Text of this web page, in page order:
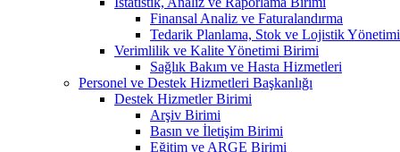
Finansal Analiz ve Faturalandırma
Tedarik Planlama, Stok ve Lojistik Yönetimi
Verimlilik ve Kalite Yönetimi Birimi
Sağlık Bakım ve Hasta Hizmetleri
Personel ve Destek Hizmetleri Başkanlığı
Destek Hizmetler Birimi
Arşiv Birimi
Basın ve İletişim Birimi
Eğitim ve ARGE Birimi